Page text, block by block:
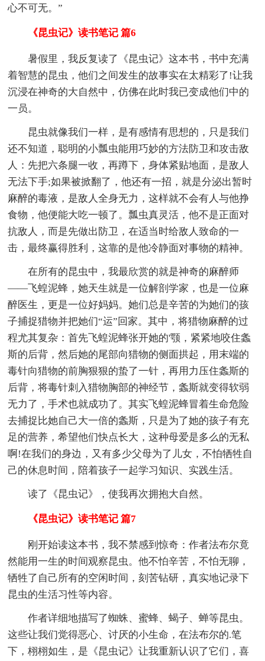
心不可无。”
《昆虫记》读书笔记 篇6
暑假里，我反复读了《昆虫记》这本书，书中充满
着智慧的昆虫，他们之间发生的故事实在太精彩了!让我
沉浸在神奇的大自然中，仿佛在此时我已变成他们中的
一员。
昆虫就像我们一样，是有感情有思想的，只是我们
还不知道，聪明的小瓢虫能用巧妙的方法防卫和攻击敌
人：先把六条腿一收，再蹲下，身体紧贴地面，是敌人
无法下手;如果被掀翻了，他还有一招，就是分泌出暂时
麻醉的毒液，是敌人全身无力，这样就不会有人与他挣
食物，他便能大吃一顿了。瓢虫真灵活，他不是正面对
抗敌人，而是先做出防卫，在适当时给敌人致命的一
击，最终赢得胜利，这靠的是他冷静面对事物的精神。
在所有的昆虫中，我最欣赏的就是神奇的麻醉师
——飞蝗泥蜂，她天生就是一位解剖学家，也是一位麻
醉医生，更是一位好妈妈。她们总是辛苦的为她们的孩
子捕捉猎物并把她们“运”回家。其中，将猎物麻醉的过
程尤其复杂：首先飞蝗泥蜂张开她的'颚，紧紧地咬住螽
斯的后背，然后她的尾部向猎物的侧面拱起，用末端的
毒针向猎物的前胸狠狠的蛰了一针，再用力压住螽斯的
后背，将毒针刺入猎物胸部的神经节，螽斯就变得软弱
无力了，手术也就成功了。其实飞蝗泥蜂冒着生命危险
去捕捉比她自己大一倍的螽斯，只是为了她的孩子有充
足的营养，希望他们快点长大，这种母爱是多么的无私
啊!在我们的身边，又有多少父母为了儿女，不怕牺牲自
己的休息时间，陪着孩子一起学习知识、实践生活。
读了《昆虫记》，使我再次拥抱大自然。
《昆虫记》读书笔记 篇7
刚开始读这本书，我不禁感到惊奇：作者法布尔竟
然能用一生的时间观察昆虫。他不怕辛苦，不怕无聊，
牺牲了自己所有的空闲时间，刻苦钻研，真实地记录下
昆虫的生活习性等内容。
作者详细地描写了蜘蛛、蜜蜂、蝎子、蝉等昆虫。
这些让我们觉得恶心、讨厌的小生命，在法布尔的.笔
下，栩栩如生，是《昆虫记》让我重新认识了它们，喜